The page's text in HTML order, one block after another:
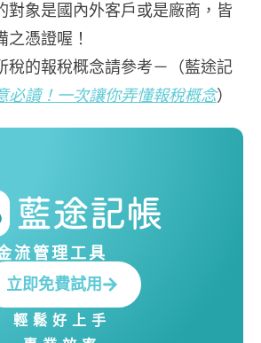
對象是國內外客戶或是廠商，皆
之憑證喔！
稅的報稅概念請參考－（藍途記
必讀！一次讓你弄懂報稅概念）
流管理工具
立即免費試用
輕鬆好上手